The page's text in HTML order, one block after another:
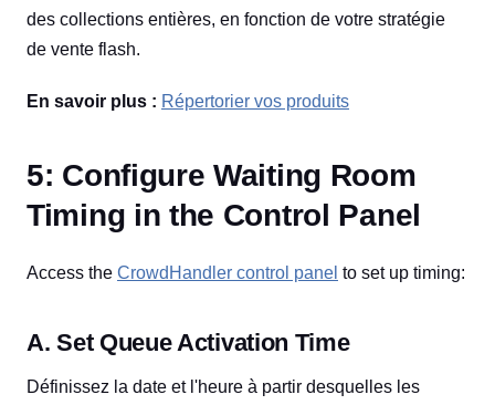
des collections entières, en fonction de votre stratégie
de vente flash.
En savoir plus : Répertorier vos produits
5: Configure Waiting Room
Timing in the Control Panel
Access the CrowdHandler control panel to set up timing:
A. Set Queue Activation Time
Définissez la date et l'heure à partir desquelles les